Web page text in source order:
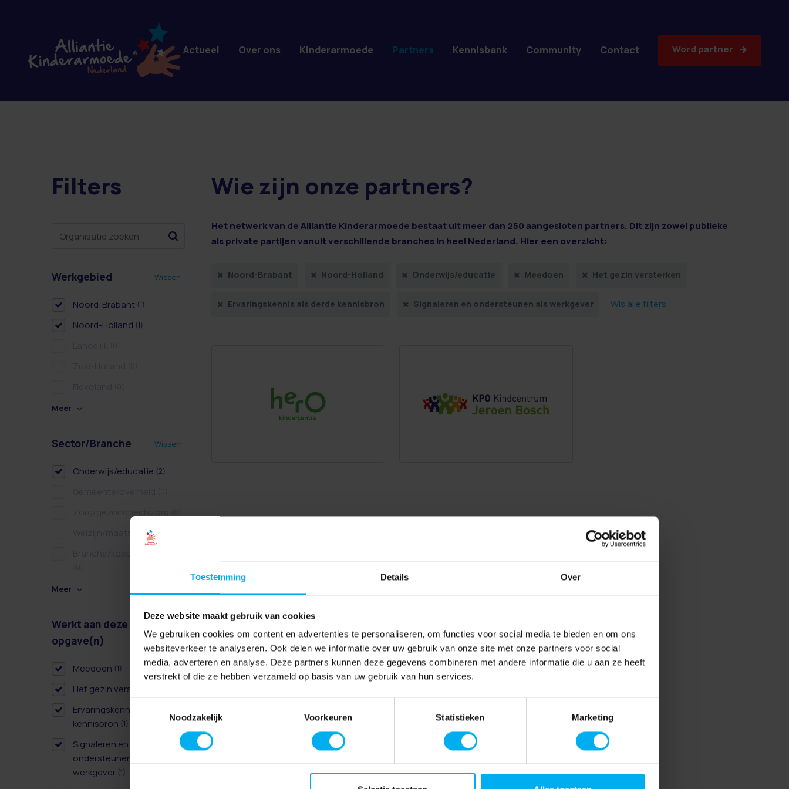
Toestemming Details Over
Deze website maakt gebruik van cookies
We gebruiken cookies om content en advertenties te personaliseren, om functies voor social media te bieden en om ons
websiteverkeer te analyseren. Ook delen we informatie over uw gebruik van onze site met onze partners voor social
media, adverteren en analyse. Deze partners kunnen deze gegevens combineren met andere informatie die u aan ze heeft
verstrekt of die ze hebben verzameld op basis van uw gebruik van hun services.
Noodzakelijk
Voorkeuren Statistieken Marketing
2 resultaten
Filters
Werkgebied Wissen
Noord-Brabant (1)
Noord-Holland (1)
Meer
Sector/Branche Wissen
Onderwijs/educatie (2)
Welzijn/maatschappelijk
Meer
Werkt aan deze
opgave(n)
Meedoen (1)
Het gezin versterken
Ervaringskennis als derde
kennisbron (1)
Signaleren en
ondersteunen als
werkgever (1)
Wie zijn onze partners?
Het netwerk van de Alliantie Kinderarmoede bestaat uit meer dan 250 aangesloten partners. Dit zijn zowel publieke
als private partijen vanuit verschillende branches in heel Nederland. Hier een overzicht:
Noord-Brabant Noord-Holland Onderwijs/educatie Meedoen Het gezin versterken
Ervaringskennis als derde kennisbron Signaleren en ondersteunen als werkgever Wis alle filters
Actueel Over ons Kinderarmoede Partners Kennisbank Community Contact Word partner